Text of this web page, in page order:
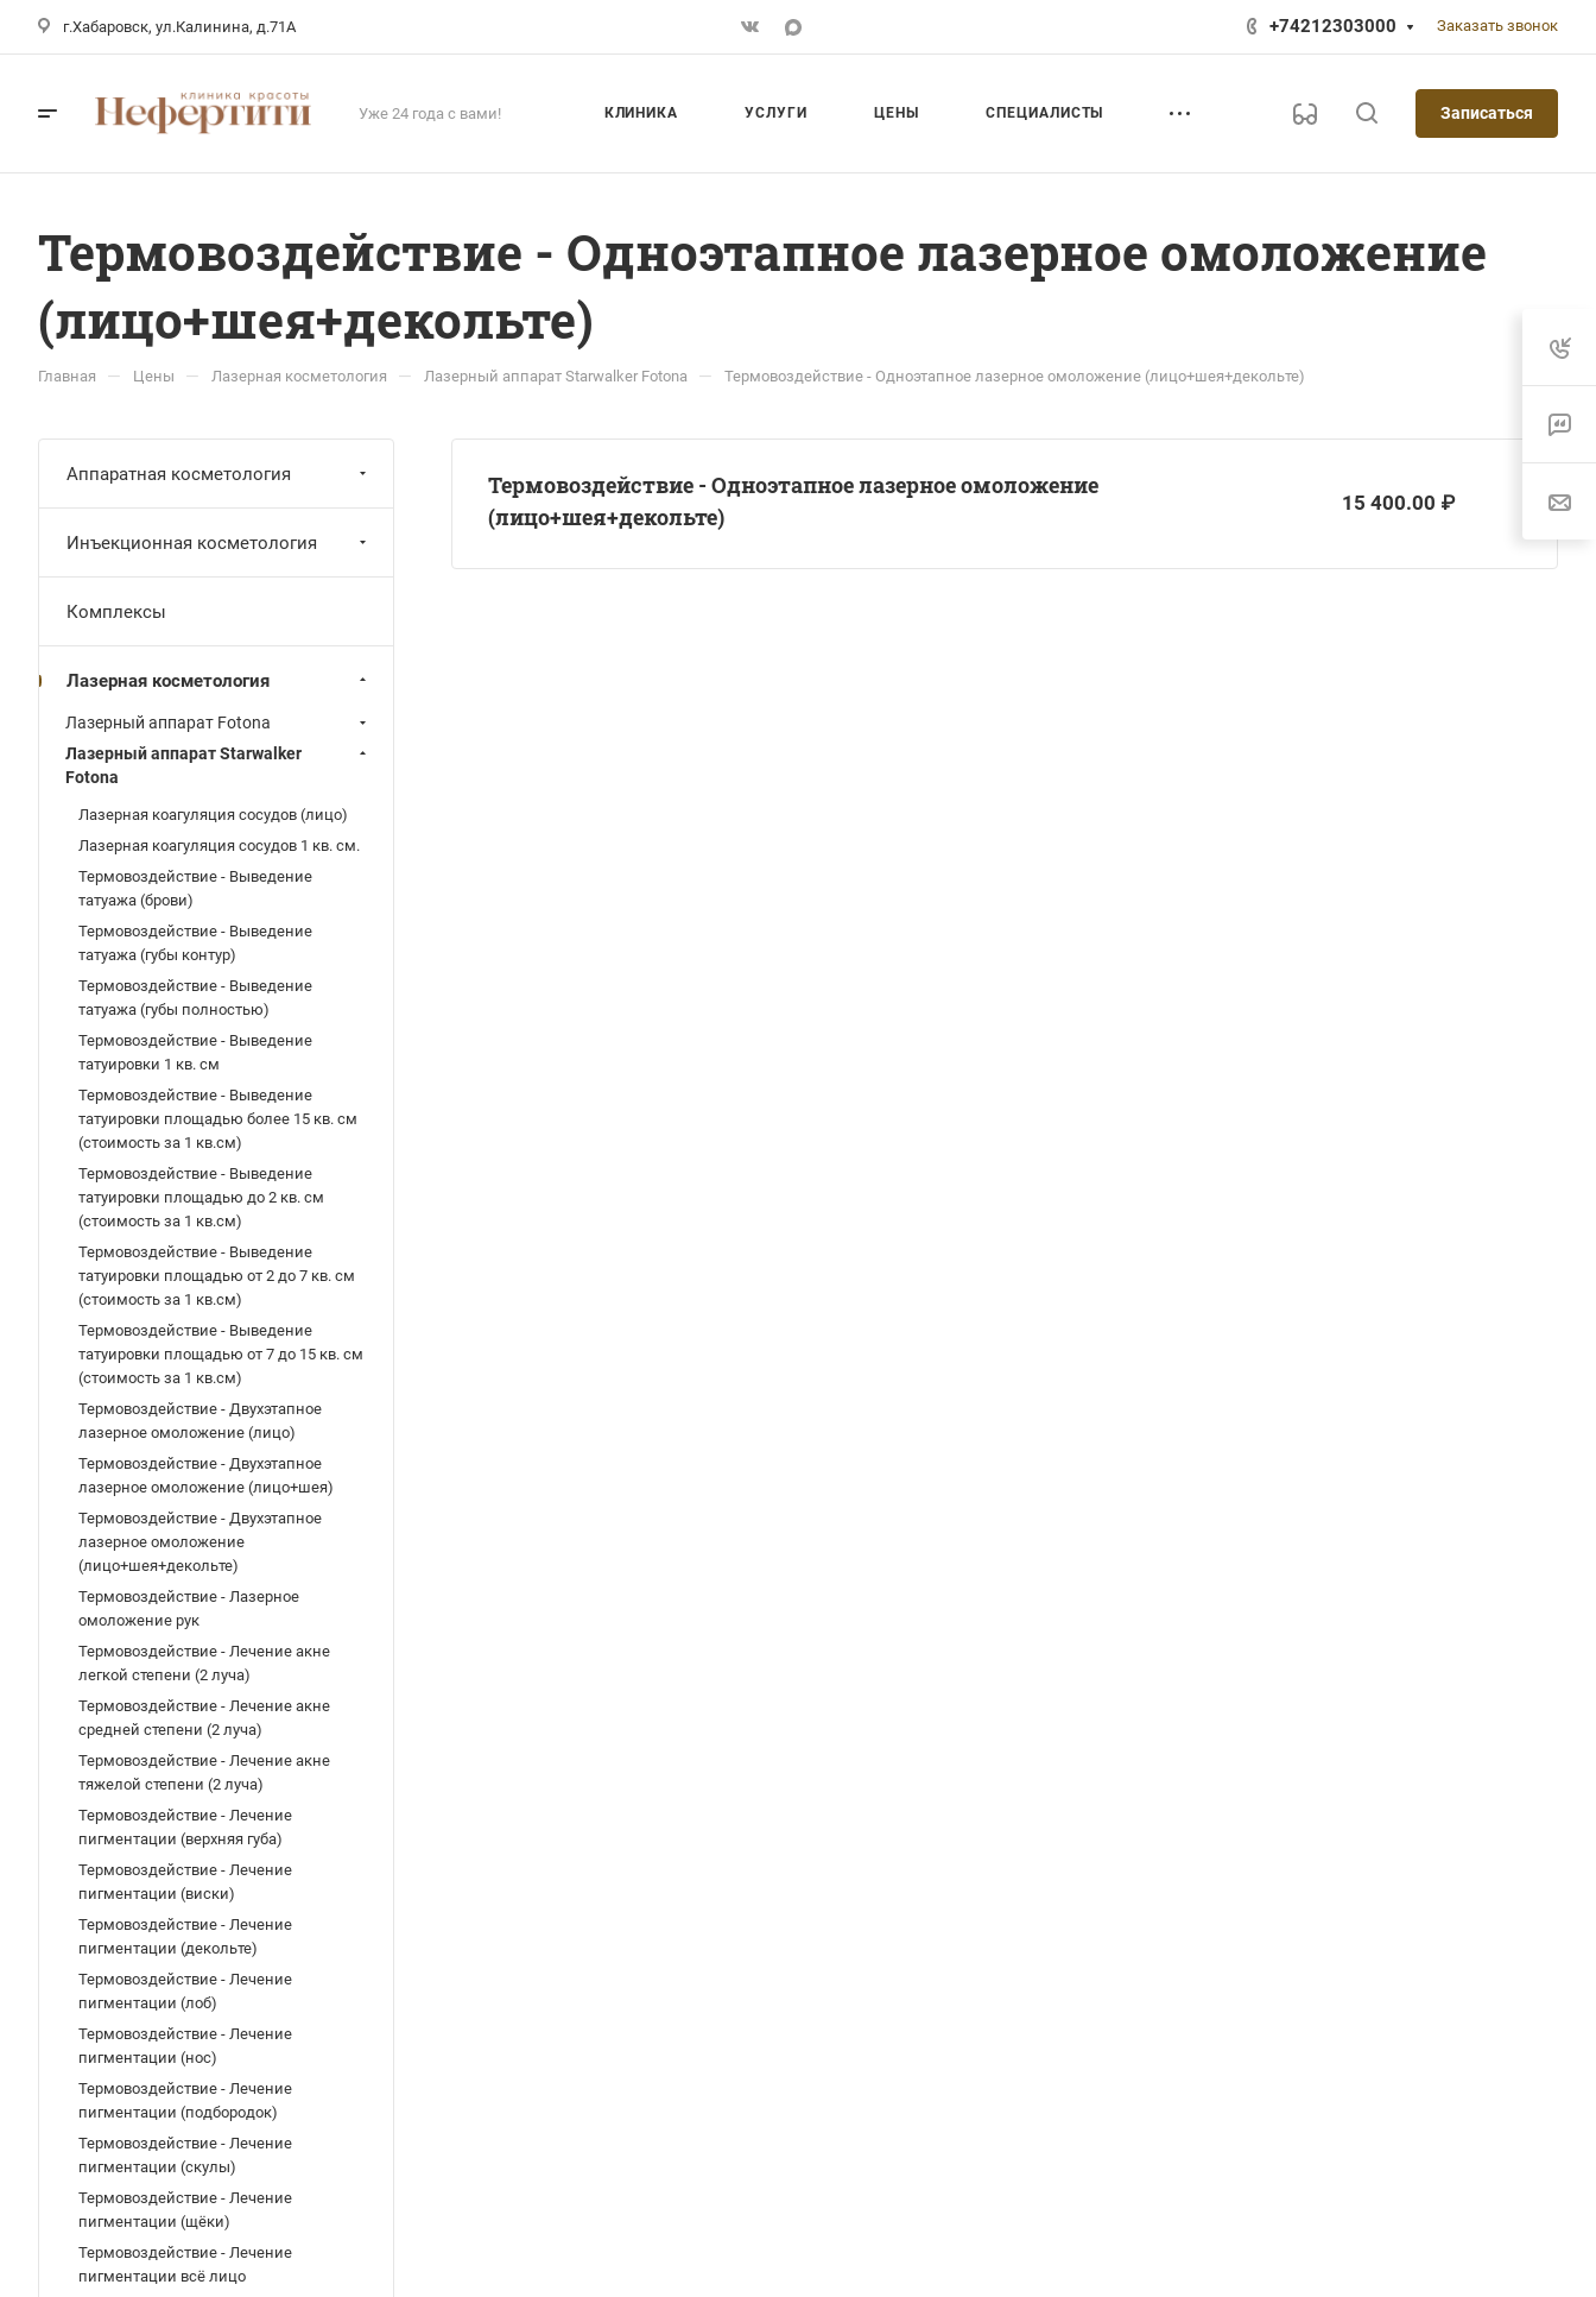
г.Хабаровск, ул.Калинина, д.71А +74212303000 Заказать звонок
Уже 24 года с вами! КЛИНИКА УСЛУГИ ЦЕНЫ СПЕЦИАЛИСТЫ Записаться
Термовоздействие - Одноэтапное лазерное омоложение
(лицо+шея+декольте)
Главная — Цены — Лазерная косметология — Лазерный аппарат Starwalker Fotona — Термовоздействие - Одноэтапное лазерное омоложение (лицо+шея+декольте)
Термовоздействие - Одноэтапное лазерное омоложение
(лицо+шея+декольте)
15 400.00 ₽
Аппаратная косметология
Инъекционная косметология
Комплексы
Лазерная косметология
Лазерный аппарат Fotona
Лазерный аппарат Starwalker
Fotona
Лазерная коагуляция сосудов (лицо)
Лазерная коагуляция сосудов 1 кв. см.
Термовоздействие - Выведение
татуажа (брови)
Термовоздействие - Выведение
татуажа (губы контур)
Термовоздействие - Выведение
татуажа (губы полностью)
Термовоздействие - Выведение
татуировки 1 кв. см
Термовоздействие - Выведение
татуировки площадью более 15 кв. см
(стоимость за 1 кв.см)
Термовоздействие - Выведение
татуировки площадью до 2 кв. см
(стоимость за 1 кв.см)
Термовоздействие - Выведение
татуировки площадью от 2 до 7 кв. см
(стоимость за 1 кв.см)
Термовоздействие - Выведение
татуировки площадью от 7 до 15 кв. см
(стоимость за 1 кв.см)
Термовоздействие - Двухэтапное
лазерное омоложение (лицо)
Термовоздействие - Двухэтапное
лазерное омоложение (лицо+шея)
Термовоздействие - Двухэтапное
лазерное омоложение
(лицо+шея+декольте)
Термовоздействие - Лазерное
омоложение рук
Термовоздействие - Лечение акне
легкой степени (2 луча)
Термовоздействие - Лечение акне
средней степени (2 луча)
Термовоздействие - Лечение акне
тяжелой степени (2 луча)
Термовоздействие - Лечение
пигментации (верхняя губа)
Термовоздействие - Лечение
пигментации (виски)
Термовоздействие - Лечение
пигментации (декольте)
Термовоздействие - Лечение
пигментации (лоб)
Термовоздействие - Лечение
пигментации (нос)
Термовоздействие - Лечение
пигментации (подбородок)
Термовоздействие - Лечение
пигментации (скулы)
Термовоздействие - Лечение
пигментации (щёки)
Термовоздействие - Лечение
пигментации всё лицо